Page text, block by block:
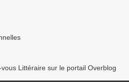
Littéraire sur le portail Overblog